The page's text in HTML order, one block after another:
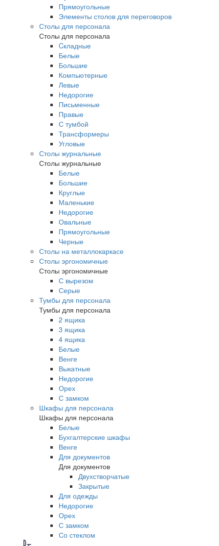
Прямоугольные
Элементы столов для переговоров
Столы для персонала
Столы для персонала
Cкладные
Белые
Большие
Компьютерные
Левые
Недорогие
Письменные
Правые
С тумбой
Трансформеры
Угловые
Столы журнальные
Столы журнальные
Белые
Большие
Круглые
Маленькие
Недорогие
Овальные
Прямоугольные
Черные
Столы на металлокаркасе
Столы эргономичные
Столы эргономичные
С вырезом
Серые
Тумбы для персонала
Тумбы для персонала
2 ящика
3 ящика
4 ящика
Белые
Венге
Выкатные
Недорогие
Орех
С замком
Шкафы для персонала
Шкафы для персонала
Белые
Бухгалтерские шкафы
Венге
Для документов
Для документов
Двухстворчатые
Закрытые
Для одежды
Недорогие
Орех
С замком
Со стеклом